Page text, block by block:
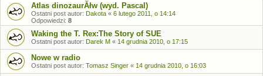
Atlas dinozaurĂłw (wyd. Pascal)
Ostatni post autor: Dakota « 6 lutego 2011, o 14:14
Odpowiedzi: 8
Waking the T. Rex:The Story of SUE
Ostatni post autor: Darek M « 14 grudnia 2010, o 17:15
Nowe w radio
Ostatni post autor: Tomasz Singer « 14 grudnia 2010, o 16:03